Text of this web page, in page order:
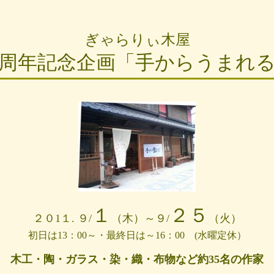
ぎゃらりぃ木屋
年記念企画「手からうまれ
２０1１. ９/１ （木）～９/２５ （火）
初日は13：00～・最終日は～16：00 (水曜定休）
木工・陶・ガラス・染・織・布物など約35名の作家